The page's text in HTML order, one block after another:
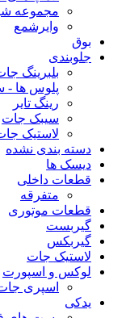
مجموعه
وایرشمع
بوق
جلوبندی
بلبرینگ
پلوس ها -
رینگ تایر
سیبک جات
لاستیک
دسته بندی نشده
دیسک ها
قطعات داخلی
متفرقه
قطعات موتوری
گیربست
گیربکس
لاستیک جات
لوکس و اسپورت
اسپری
یدکی